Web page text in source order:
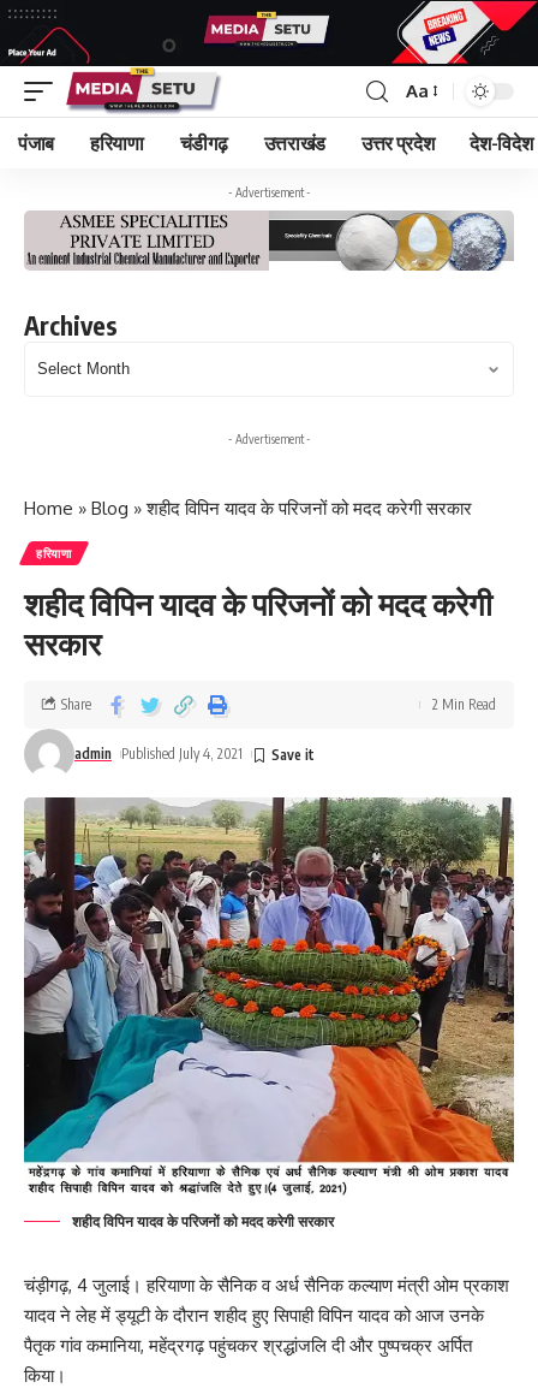
Aa
पंजाब हरियाणा चंडीगढ़ उत्तराखंड उत्तर प्रदेश देश-विदेश
- Advertisement -
Archives
- Advertisement -
Home » Blog »शहीद विपिन यादव के परिजनों को मदद करेगी सरकार
हरियाणा
शहीद विपिन यादव के परिजनों को मदद करेगी
सरकार
admin Published July 4, 2021
Share 2 Min Read
शहीद विपिन यादव के परिजनों को मदद करेगी सरकार
चंड़ीगढ़, 4 जुलाई। हरियाणा के सैनिक व अर्ध सैनिक कल्याण मंत्री ओम प्रकाश
यादव ने लेह में ड्यूटी के दौरान शहीद हुए सिपाही विपिन यादव को आज उनके
पैतृक गांव कमानिया, महेंद्रगढ़ पहुंचकर श्रद्धांजलि दी और पुष्पचक्र अर्पित
किया।